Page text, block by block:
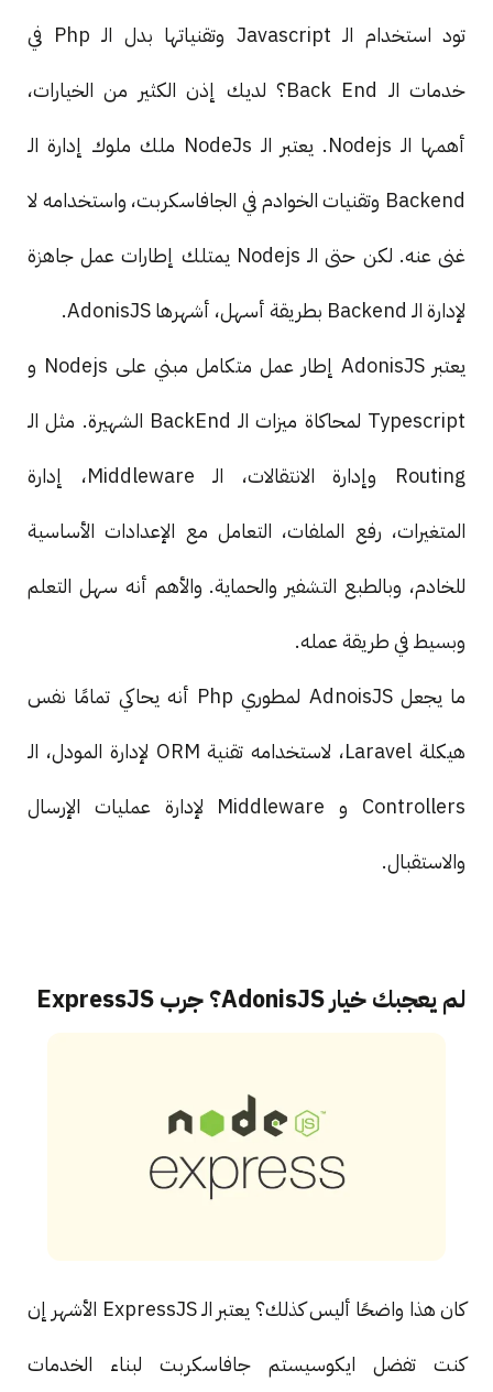
تود استخدام الـ Javascript وتقنياتها بدل الـ Php في
خدمات الـ Back End؟ لديك إذن الكثير من الخيارات،
أهمها الـ Nodejs. يعتبر الـ NodeJs ملك ملوك إدارة الـ
Backend وتقنيات الخوادم في الجافاسكربت، واستخدامه لا
غنى عنه. لكن حتى الـ Nodejs يمتلك إطارات عمل جاهزة
لإدارة الـ Backend بطريقة أسهل، أشهرها AdonisJS.
يعتبر AdonisJS إطار عمل متكامل مبني على Nodejs و
Typescript لمحاكاة ميزات الـ BackEnd الشهيرة. مثل الـ
Routing وإدارة الانتقالات، الـ Middleware، إدارة
المتغيرات، رفع الملفات، التعامل مع الإعدادات الأساسية
للخادم، وبالطبع التشفير والحماية. والأهم أنه سهل التعلم
وبسيط في طريقة عمله.
ما يجعل AdnoisJS لمطوري Php أنه يحاكي تمامًا نفس
هيكلة Laravel، لاستخدامه تقنية ORM لإدارة المودل، الـ
Controllers و Middleware لإدارة عمليات الإرسال
والاستقبال.
لم يعجبك خيار AdonisJS؟ جرب ExpressJS
كان هذا واضحًا أليس كذلك؟ يعتبر الـ ExpressJS الأشهر إن
كنت تفضل ايكوسيستم جافاسكربت لبناء الخدمات